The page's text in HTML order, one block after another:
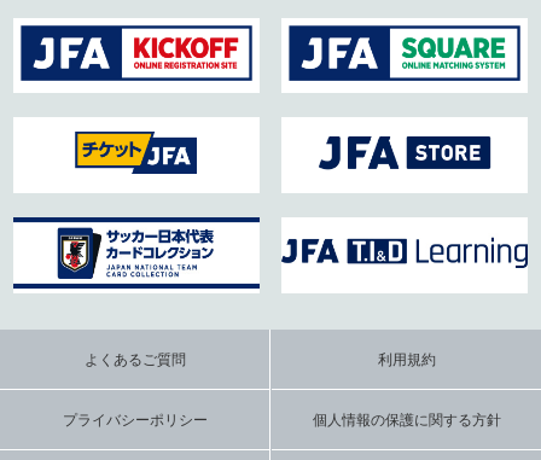
よくあるご質問 利用規約
プライバシーポリシー 個人情報の保護に関する方針